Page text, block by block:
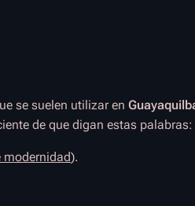
se suelen utilizar en
de que digan estas palabras:
modernidad).